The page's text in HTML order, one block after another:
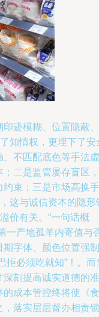
迹模糊、位置隐蔽、
知情权，更埋下了安
不匹配底色等手法虚
二是监管屡存盲区，
束；三是市场高换手
这与诚信资本的隐形
价有关。“一句话概
一产地孤羊内寄值与
字体、颜色位置强制
必须吃就知”！。而
刻提高诚实道德的准
成本管控终将使《食
落实层层督办相责锁